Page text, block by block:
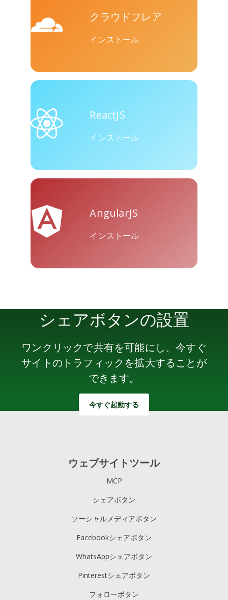
Skype Telegram Threema
クラウドフレア
インストール
ReactJS
インストール
AngularJS
インストール
シェアボタンの設置
ワンクリックで共有を可能にし、今すぐ
サイトのトラフィックを拡大することが
できます。
今すぐ起動する
ウェブサイトツール
MCP
シェアボタン
ソーシャルメディアボタン
Facebookシェアボタン
WhatsAppシェアボタン
Pinterestシェアボタン
フォローボタン